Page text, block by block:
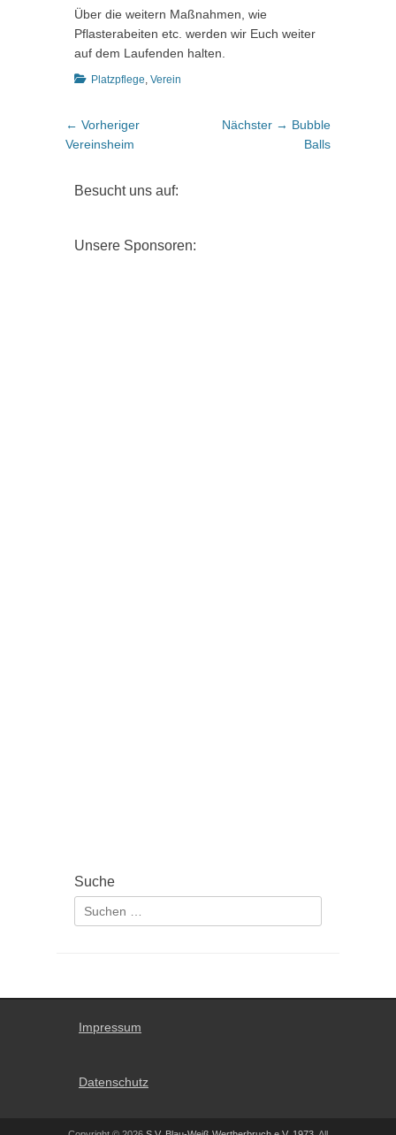
Über die weitern Maßnahmen, wie
Pflasterabeiten etc. werden wir Euch weiter
auf dem Laufenden halten.
Kategorien
Platzpflege, Verein
Beitragsnavigation
← VorherigerVorheriger
Vereinsheim
Nächster → Nächster
Beitrag:
Bubble
Balls
Besucht uns auf:
Unsere Sponsoren:
Suche
Suchen
nach:
Impressum
Datenschutz